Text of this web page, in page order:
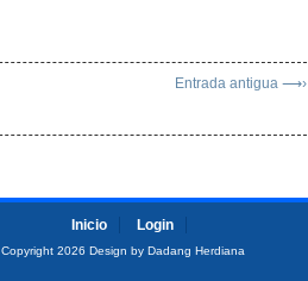
Entrada antigua ⟶›
Inicio Login
Copyright 2026 Design by Dadang Herdiana